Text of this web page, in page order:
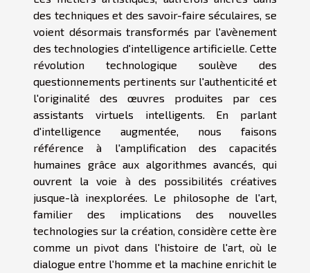
des techniques et des savoir-faire séculaires, se
voient désormais transformés par l'avènement
des technologies d'intelligence artificielle. Cette
révolution technologique soulève des
questionnements pertinents sur l'authenticité et
l'originalité des œuvres produites par ces
assistants virtuels intelligents. En parlant
d'intelligence augmentée, nous faisons
référence à l'amplification des capacités
humaines grâce aux algorithmes avancés, qui
ouvrent la voie à des possibilités créatives
jusque-là inexplorées. Le philosophe de l'art,
familier des implications des nouvelles
technologies sur la création, considère cette ère
comme un pivot dans l'histoire de l'art, où le
dialogue entre l'homme et la machine enrichit le